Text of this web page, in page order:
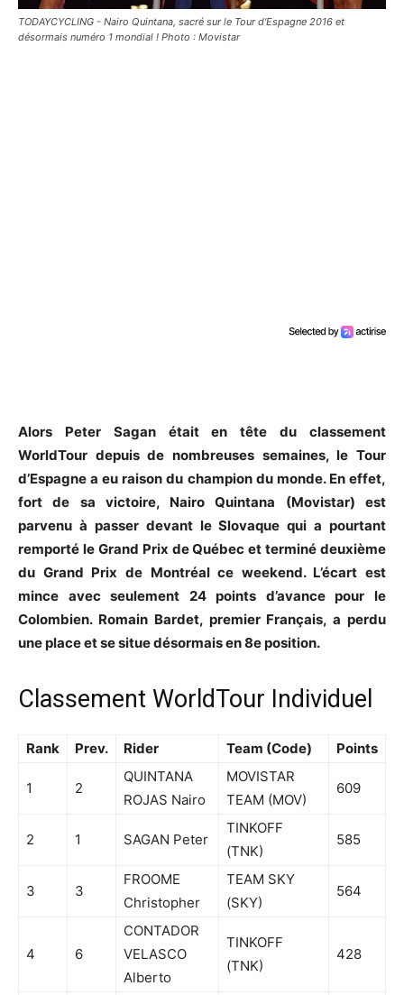
TODAYCYCLING - Nairo Quintana, sacré sur le Tour d'Espagne 2016 et
désormais numéro 1 mondial ! Photo : Movistar
Alors Peter Sagan était en tête du classement
WorldTour depuis de nombreuses semaines, le Tour
d’Espagne a eu raison du champion du monde. En effet,
fort de sa victoire, Nairo Quintana (Movistar) est
parvenu à passer devant le Slovaque qui a pourtant
remporté le Grand Prix de Québec et terminé deuxième
du Grand Prix de Montréal ce weekend. L’écart est
mince avec seulement 24 points d’avance pour le
Colombien. Romain Bardet, premier Français, a perdu
une place et se situe désormais en 8e position.
Classement WorldTour Individuel
Rank Prev. Rider Team (Code) Points
1 2
QUINTANA
ROJAS Nairo
MOVISTAR
TEAM (MOV)
609
2 1 SAGAN Peter
TINKOFF
(TNK)
585
3 3
FROOME
Christopher
TEAM SKY
(SKY)
564
4 6
CONTADOR
VELASCO
Alberto
TINKOFF
(TNK)
428